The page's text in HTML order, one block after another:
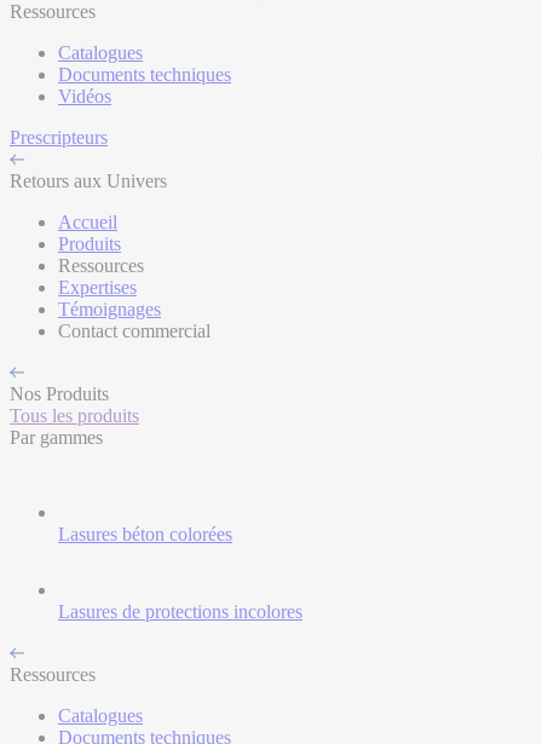
Ressources
Catalogues
Documents techniques
Vidéos
Prescripteurs
Retours aux Univers
Accueil
Produits
Ressources
Expertises
Témoignages
Contact commercial
Nos Produits
Tous les produits
Par gammes
Lasures béton colorées
Lasures de protections incolores
Ressources
Catalogues
Documents techniques